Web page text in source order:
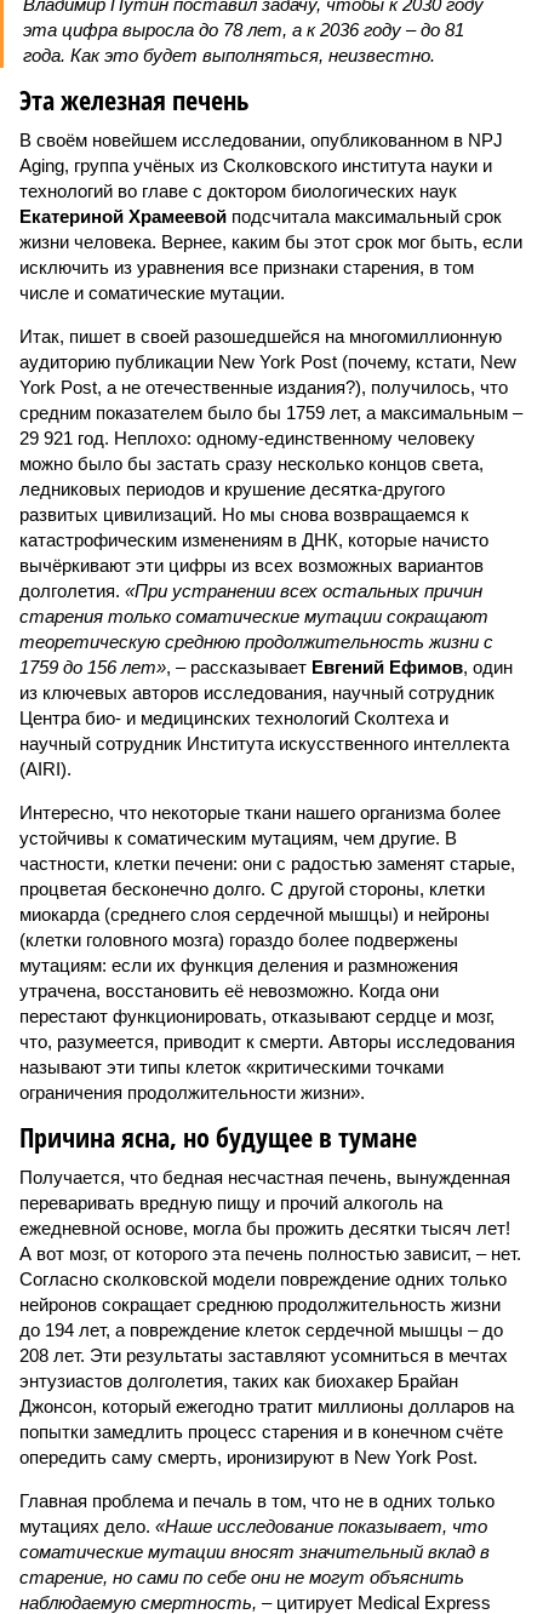
Владимир Путин поставил задачу, чтобы к 2030 году
эта цифра выросла до 78 лет, а к 2036 году – до 81
года. Как это будет выполняться, неизвестно.
Эта железная печень
В своём новейшем исследовании, опубликованном в NPJ
Aging, группа учёных из Сколковского института науки и
технологий во главе с доктором биологических наук
Екатериной Храмеевой подсчитала максимальный срок
жизни человека. Вернее, каким бы этот срок мог быть, если
исключить из уравнения все признаки старения, в том
числе и соматические мутации.
Итак, пишет в своей разошедшейся на многомиллионную
аудиторию публикации New York Post (почему, кстати, New
York Post, а не отечественные издания?), получилось, что
средним показателем было бы 1759 лет, а максимальным –
29 921 год. Неплохо: одному-единственному человеку
можно было бы застать сразу несколько концов света,
ледниковых периодов и крушение десятка-другого
развитых цивилизаций. Но мы снова возвращаемся к
катастрофическим изменениям в ДНК, которые начисто
вычёркивают эти цифры из всех возможных вариантов
долголетия. «При устранении всех остальных причин
старения только соматические мутации сокращают
теоретическую среднюю продолжительность жизни с
1759 до 156 лет», – рассказывает Евгений Ефимов, один
из ключевых авторов исследования, научный сотрудник
Центра био- и медицинских технологий Сколтеха и
научный сотрудник Института искусственного интеллекта
(AIRI).
Интересно, что некоторые ткани нашего организма более
устойчивы к соматическим мутациям, чем другие. В
частности, клетки печени: они с радостью заменят старые,
процветая бесконечно долго. С другой стороны, клетки
миокарда (среднего слоя сердечной мышцы) и нейроны
(клетки головного мозга) гораздо более подвержены
мутациям: если их функция деления и размножения
утрачена, восстановить её невозможно. Когда они
перестают функционировать, отказывают сердце и мозг,
что, разумеется, приводит к смерти. Авторы исследования
называют эти типы клеток «критическими точками
ограничения продолжительности жизни».
Причина ясна, но будущее в тумане
Получается, что бедная несчастная печень, вынужденная
переваривать вредную пищу и прочий алкоголь на
ежедневной основе, могла бы прожить десятки тысяч лет!
А вот мозг, от которого эта печень полностью зависит, – нет.
Согласно сколковской модели повреждение одних только
нейронов сокращает среднюю продолжительность жизни
до 194 лет, а повреждение клеток сердечной мышцы – до
208 лет. Эти результаты заставляют усомниться в мечтах
энтузиастов долголетия, таких как биохакер Брайан
Джонсон, который ежегодно тратит миллионы долларов на
попытки замедлить процесс старения и в конечном счёте
опередить саму смерть, иронизируют в New York Post.
Главная проблема и печаль в том, что не в одних только
мутациях дело. «Наше исследование показывает, что
соматические мутации вносят значительный вклад в
старение, но сами по себе они не могут объяснить
наблюдаемую смертность, –цитирует Medical Express